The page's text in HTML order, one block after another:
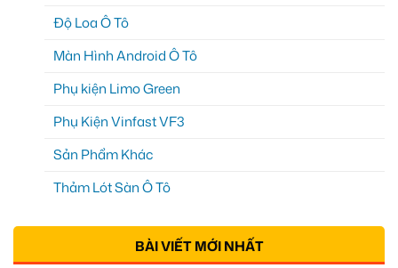
Độ Loa Ô Tô
Màn Hình Android Ô Tô
Phụ kiện Limo Green
Phụ Kiện Vinfast VF3
Sản Phẩm Khác
Thảm Lót Sàn Ô Tô
BÀI VIẾT MỚI NHẤT